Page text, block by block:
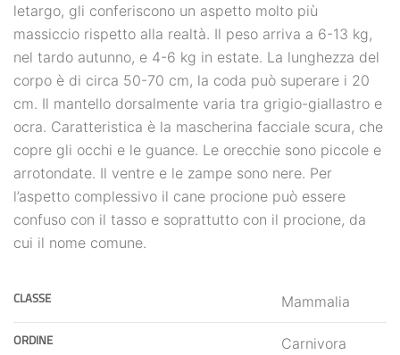
letargo, gli conferiscono un aspetto molto più
massiccio rispetto alla realtà. Il peso arriva a 6-13 kg,
nel tardo autunno, e 4-6 kg in estate. La lunghezza del
corpo è di circa 50-70 cm, la coda può superare i 20
cm. Il mantello dorsalmente varia tra grigio-giallastro e
ocra. Caratteristica è la mascherina facciale scura, che
copre gli occhi e le guance. Le orecchie sono piccole e
arrotondate. Il ventre e le zampe sono nere. Per
l’aspetto complessivo il cane procione può essere
confuso con il tasso e soprattutto con il procione, da
cui il nome comune.
CLASSE Mammalia
ORDINE Carnivora